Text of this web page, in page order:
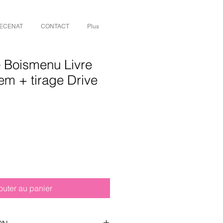
CONTACT Plus
Livre
+ tirage Drive
au panier